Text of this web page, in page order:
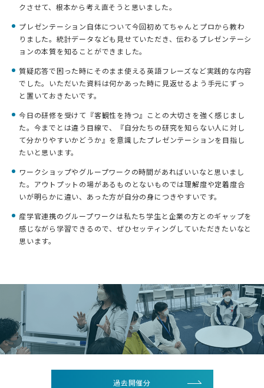
クさせて、根本から考え直そうと思いました。
プレゼンテーション自体について今回初めてちゃんとプロから教わ
りました。統計データなども見せていただき、伝わるプレゼンテーシ
ョンの本質を知ることができました。
質疑応答で困った時にそのまま使える英語フレーズなど実践的な内容
でした。いただいた資料は何かあった時に見返せるよう手元にずっ
と置いておきたいです。
今日の研修を受けて『客観性を持つ』ことの大切さを強く感じまし
た。今までとは違う目線で、『自分たちの研究を知らない人に対し
て分かりやすいかどうか』を意識したプレゼンテーションを目指し
たいと思います。
ワークショップやグループワークの時間があればいいなと思いまし
た。アウトプットの場があるものとないものでは理解度や定着度合
いが明らかに違い、あった方が自分の身につきやすいです。
産学官連携のグループワークは私たち学生と企業の方とのギャップを
感じながら学習できるので、ぜひセッティングしていただきたいなと
思います。
過去開催分